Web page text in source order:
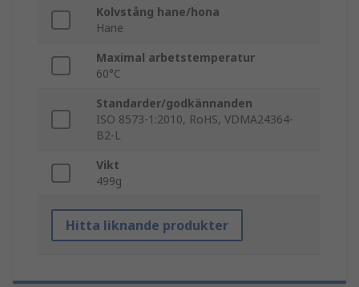
Kolvstång hane/hona
Hane
Maximal arbetstemperatur
60°C
Standarder/godkännanden
ISO 8573-1:2010, RoHS, VDMA24364-
B2-L
Vikt
499g
Hitta liknande produkter